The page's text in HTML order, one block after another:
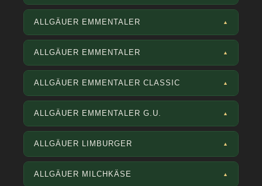
ALLGÄUER EMMENTALER ▲
ALLGÄUER EMMENTALER ▲
ALLGÄUER EMMENTALER CLASSIC ▲
ALLGÄUER EMMENTALER G.U. ▲
ALLGÄUER LIMBURGER ▲
ALLGÄUER MILCHKÄSE ▲